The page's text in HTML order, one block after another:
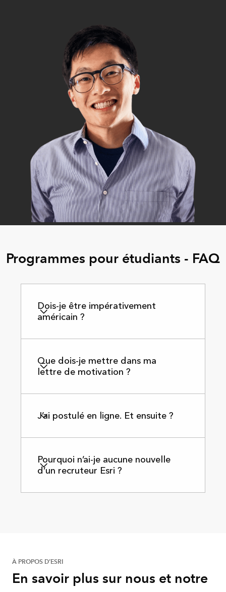
Programmes pour étudiants - FAQ
Dois-je être impérativement
américain ?
Que dois-je mettre dans ma
lettre de motivation ?
J’ai postulé en ligne. Et ensuite ?
Pourquoi n’ai-je aucune nouvelle
d’un recruteur Esri ?
À PROPOS D’ESRI
En savoir plus sur nous et notre